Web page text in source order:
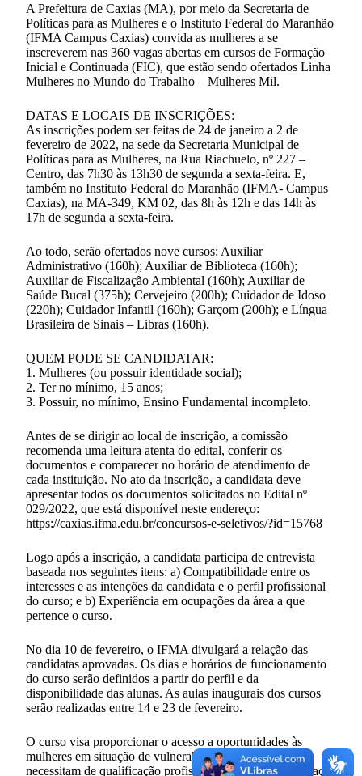
A Prefeitura de Caxias (MA), por meio da Secretaria de
Políticas para as Mulheres e o Instituto Federal do Maranhão
(IFMA Campus Caxias) convida as mulheres a se
inscreverem nas 360 vagas abertas em cursos de Formação
Inicial e Continuada (FIC), que estão sendo ofertados Linha
Mulheres no Mundo do Trabalho – Mulheres Mil.
DATAS E LOCAIS DE INSCRIÇÕES:
As inscrições podem ser feitas de 24 de janeiro a 2 de
fevereiro de 2022, na sede da Secretaria Municipal de
Políticas para as Mulheres, na Rua Riachuelo, nº 227 –
Centro, das 7h30 às 13h30 de segunda a sexta-feira. E,
também no Instituto Federal do Maranhão (IFMA- Campus
Caxias), na MA-349, KM 02, das 8h às 12h e das 14h às
17h de segunda a sexta-feira.
Ao todo, serão ofertados nove cursos: Auxiliar
Administrativo (160h); Auxiliar de Biblioteca (160h);
Auxiliar de Fiscalização Ambiental (160h); Auxiliar de
Saúde Bucal (375h); Cervejeiro (200h); Cuidador de Idoso
(220h); Cuidador Infantil (160h); Garçom (200h); e Língua
Brasileira de Sinais – Libras (160h).
QUEM PODE SE CANDIDATAR:
1. Mulheres (ou possuir identidade social);
2. Ter no mínimo, 15 anos;
3. Possuir, no mínimo, Ensino Fundamental incompleto.
Antes de se dirigir ao local de inscrição, a comissão
recomenda uma leitura atenta do edital, conferir os
documentos e comparecer no horário de atendimento de
cada instituição. No ato da inscrição, a candidata deve
apresentar todos os documentos solicitados no Edital nº
029/2022, que está disponível neste endereço:
https://caxias.ifma.edu.br/concursos-e-seletivos/?id=15768
Logo após a inscrição, a candidata participa de entrevista
baseada nos seguintes itens: a) Compatibilidade entre os
interesses e as intenções da candidata e o perfil profissional
do curso; e b) Experiência em ocupações da área a que
pertence o curso.
No dia 10 de fevereiro, o IFMA divulgará a relação das
candidatas aprovadas. Os dias e horários de funcionamento
do curso serão definidos a partir do perfil e da
disponibilidade das alunas. As aulas inaugurais dos cursos
serão realizadas entre 14 e 23 de fevereiro.
O curso visa proporcionar o acesso a oportunidades às
mulheres em situação de vulnerabilidade social que
necessitam de qualificação profissional com vistas à elevação